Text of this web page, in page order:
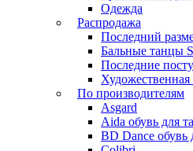
Одежда
Распродажа
Последний
Бальные танцы
Последние
По производителям
Asgard
Аida обувь для
BD Dance обувь